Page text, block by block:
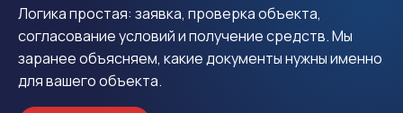
Логика простая: заявка, проверка объекта,
согласование условий и получение средств. Мы
заранее объясняем, какие документы нужны именно
для вашего объекта.